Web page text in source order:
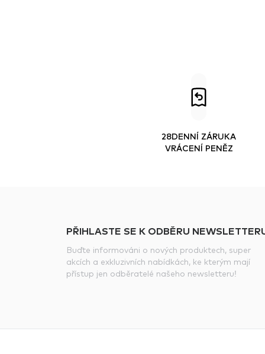
28DENNÍ ZÁRUKA
VRÁCENÍ PENĚZ
PŘIHLASTE SE K ODBĚRU
Buďte informováni o nových produktech, super
akcích a exkluzivních nabídkách, ke kterým mají
přístup jen odběratelé našeho newsletteru!